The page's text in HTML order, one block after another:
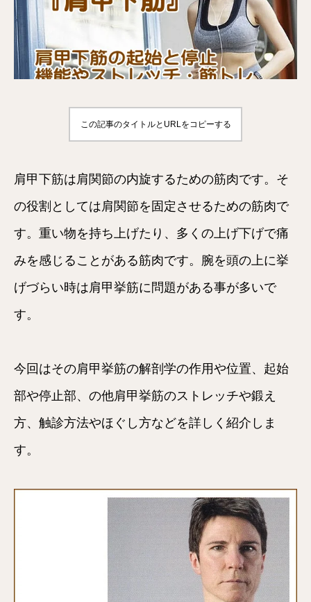
この記事のタイトルとURLをコピーする
肩甲下筋は肩関節の内旋するための筋肉です。そ
の役割としては肩関節を固定させるための筋肉で
す。重い物を持ち上げたり、多くの上げ下げで痛
みを感じることがある筋肉です。腕を頭の上に挙
げづらい時は肩甲挙筋に問題がある事が多いで
す。
今回はその肩甲挙筋の解剖学の作用や位置、起始
部や停止部、の他肩甲挙筋のストレッチや鍛え
方、触診方法やほぐし方などを詳しく紹介しま
す。